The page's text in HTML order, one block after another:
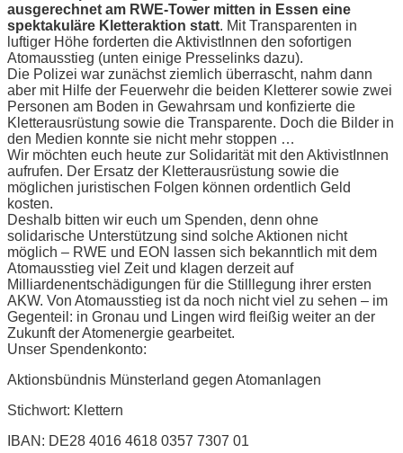
ausgerechnet am RWE-Tower mitten in Essen eine
spektakuläre Kletteraktion statt. Mit Transparenten in
luftiger Höhe forderten die AktivistInnen den sofortigen
Atomausstieg (unten einige Presselinks dazu).
Die Polizei war zunächst ziemlich überrascht, nahm dann
aber mit Hilfe der Feuerwehr die beiden Kletterer sowie zwei
Personen am Boden in Gewahrsam und konfizierte die
Kletterausrüstung sowie die Transparente. Doch die Bilder in
den Medien konnte sie nicht mehr stoppen …
Wir möchten euch heute zur Solidarität mit den AktivistInnen
aufrufen. Der Ersatz der Kletterausrüstung sowie die
möglichen juristischen Folgen können ordentlich Geld
kosten.
Deshalb bitten wir euch um Spenden, denn ohne
solidarische Unterstützung sind solche Aktionen nicht
möglich – RWE und EON lassen sich bekanntlich mit dem
Atomausstieg viel Zeit und klagen derzeit auf
Milliardenentschädigungen für die Stilllegung ihrer ersten
AKW. Von Atomausstieg ist da noch nicht viel zu sehen – im
Gegenteil: in Gronau und Lingen wird fleißig weiter an der
Zukunft der Atomenergie gearbeitet.
Unser Spendenkonto:
Aktionsbündnis Münsterland gegen Atomanlagen
Stichwort: Klettern
IBAN: DE28 4016 4618 0357 7307 01